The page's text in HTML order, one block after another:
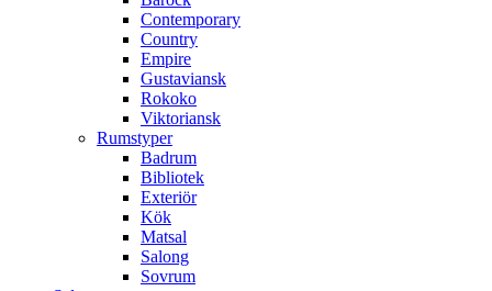
Contemporary
Country
Empire
Gustaviansk
Rokoko
Viktoriansk
Rumstyper
Badrum
Bibliotek
Exteriör
Kök
Matsal
Salong
Sovrum